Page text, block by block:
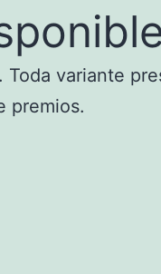
variante
premios.